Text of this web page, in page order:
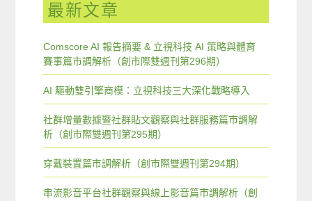
最新文章
Comscore AI 報告摘要 & 立視科技 AI 策略與體育
賽事篇市調解析（創市際雙週刊第296期）
AI 驅動雙引擎商模：立視科技三大深化戰略導入
社群增量數據暨社群貼文觀察與社群服務篇市調解
析（創市際雙週刊第295期）
穿戴裝置篇市調解析（創市際雙週刊第294期）
串流影音平台社群觀察與線上影音篇市調解析（創